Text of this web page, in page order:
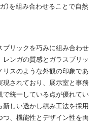
）を組み合わせることで自然
リックを巧みに組み合わせ
ンガの質感とガラスブリッ
スのような外観の印象であ
されており、展示室と事務
統一している点が優れてい
しい透かし積み工法を採用
、機能性とデザイン性を両